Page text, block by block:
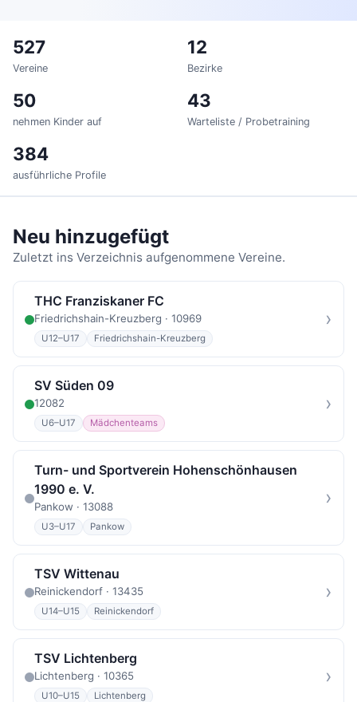
527
Vereine
12
Bezirke
50
nehmen Kinder auf
43
Warteliste / Probetraining
384
ausführliche Profile
Neu hinzugefügt
Zuletzt ins Verzeichnis aufgenommene Vereine.
THC Franziskaner FC
Friedrichshain-Kreuzberg · 10969
U12–U17 Friedrichshain-Kreuzberg
›
SV Süden 09
12082
U6–U17 Mädchenteams
›
Turn- und Sportverein Hohenschönhausen
1990 e. V.
Pankow · 13088
U3–U17 Pankow
›
TSV Wittenau
Reinickendorf · 13435
U14–U15 Reinickendorf
›
TSV Lichtenberg
Lichtenberg · 10365
U10–U15 Lichtenberg
›